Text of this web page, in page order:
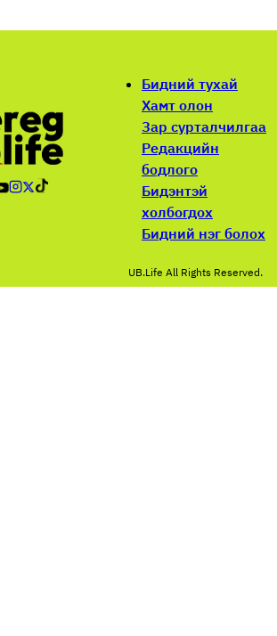
Бидний тухай
Хамт олон
Зар сурталчилгаа
Редакцийн
бодлого
Бидэнтэй
холбогдох
Бидний нэг болох
UB.Life All Rights Reserved.